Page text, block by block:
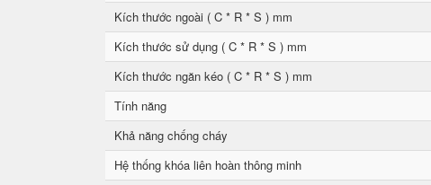
Kích thước ngoài ( C * R * S ) mm
Kích thước sử dụng ( C * R * S ) mm
Kích thước ngăn kéo ( C * R * S ) mm
Tính năng
Khả năng chống cháy
Hệ thống khóa liên hoàn thông minh